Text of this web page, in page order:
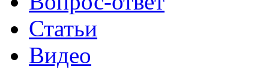
Статьи
Видео